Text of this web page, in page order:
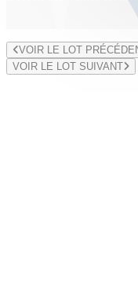
VOIR LE LOT
VOIR LE LOT SUIVANT